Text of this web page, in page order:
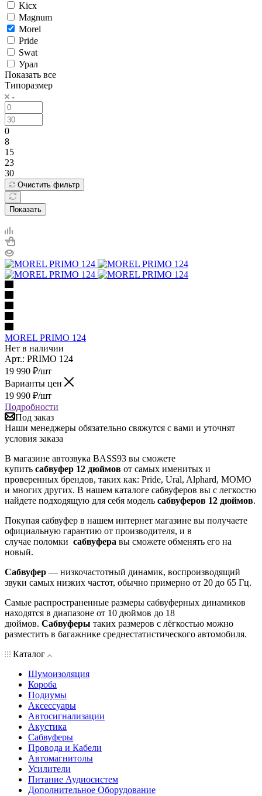
Kicx
Magnum
Morel
Pride
Swat
Урал
Показать все
Типоразмер
0
8
15
23
30
Очистить фильтр
Показать
MOREL PRIMO 124
Нет в наличии
Арт.: PRIMO 124
19 990 ₽/шт
Варианты цен
19 990 ₽/шт
Подробности
Под заказ
Наши менеджеры обязательно свяжутся с вами и уточнят
условия заказа
В магазине автозвука BASS93 вы сможете
купить сабвуфер 12 дюймов от самых именитых и
проверенных брендов, таких как: Pride, Ural, Alphard, MOMO
и многих других. В нашем каталоге сабвуферов вы с легкостю
найдете подходящую для себя модель сабвуферов 12 дюймов.
Покупая сабвуфер в нашем интернет магазине вы получаете
официальную гарантию от производителя, и в
случае поломки сабвуфера вы сможете обменять его на
новый.
Сабвуфер — низкочастотный динамик, воспроизводящий
звуки самых низких частот, обычно примерно от 20 до 65 Гц.
Самые распространенные размеры сабвуферных динамиков
находятся в диапазоне от 10 дюймов до 18
дюймов. Сабвуферы таких размеров с лёгкостью можно
разместить в багажнике среднестатистического автомобиля.
Каталог
Шумоизоляция
Короба
Подиумы
Аксессуары
Автосигнализации
Акустика
Сабвуферы
Провода и Кабели
Автомагнитолы
Усилители
Питание Аудиосистем
Дополнительное Оборудование